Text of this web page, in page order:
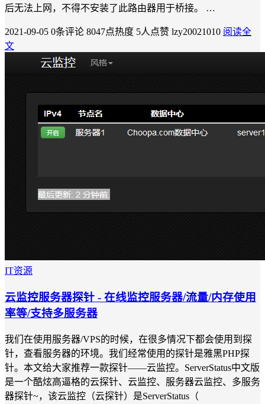
后无法上网，不得不安装了此路由器用于桥接。 …
2021-09-05 0条评论 8047点热度 5人点赞 lzy20021010 阅读全
文
IT资源
云监控服务器探针 - 在线监控服务器/流量/内存使用
率等/支持多服务器
我们在使用服务器/VPS的时候，在很多情况下都会使用到探
针，查看服务器的环境。我们经常使用的探针是雅黑PHP探
针。本文给大家推荐一款探针——云监控。ServerStatus中文版
是一个酷炫高逼格的云探针、云监控、服务器云监控、多服务
器探针~，该云监控（云探针）是ServerStatus（